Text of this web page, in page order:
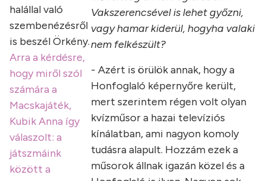
halállal való
szembenézésről
is beszél Örkény.
Arra a kérdésre,
hogy miről szól
számára a
Macskajáték,
Kubik Anna így
válaszolt: a
játszmáink
között a
Vakszerencsével is lehet győzni,
vagy hamar kiderül, hogyha valaki
nem felkészült?
-Azért is örülök annak, hogy a
Honfoglaló képernyőre került,
mert szerintem régen volt olyan
kvízműsor a hazai televíziós
kínálatban, ami nagyon komoly
tudásra alapult. Hozzám ezek a
műsorok állnak igazán közel és a